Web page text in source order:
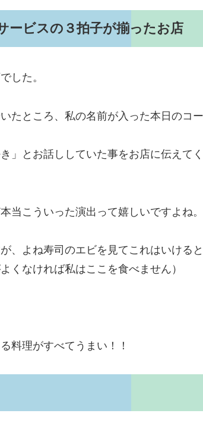
ービスの３拍子が揃ったお店
した。
たところ、私の名前が入った本日のコ
」とお話ししていた事をお店に伝えて
当こういった演出って嬉しいですよね。
、よね寿司のエビを見てこれはいける
くなければ私はここを食べません）
料理がすべてうまい！！